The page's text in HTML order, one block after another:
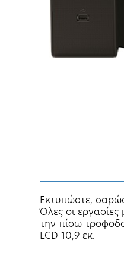
Εκτυπώστε,
Όλες οι
την πίσω
LCD 10,9 εκ.